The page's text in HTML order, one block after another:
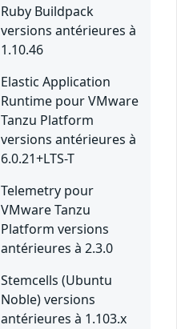
Ruby Buildpack
versions antérieures à
1.10.46
Elastic Application
Runtime pour VMware
Tanzu Platform
versions antérieures à
6.0.21+LTS-T
Telemetry pour
VMware Tanzu
Platform versions
antérieures à 2.3.0
Stemcells (Ubuntu
Noble) versions
antérieures à 1.103.x